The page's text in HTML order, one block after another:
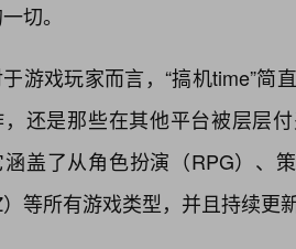
切。
游戏玩家而言，“搞机time”简
，还是那些在其他平台被层层
盖了从角色扮演（RPG）、
）等所有游戏类型，并且持续